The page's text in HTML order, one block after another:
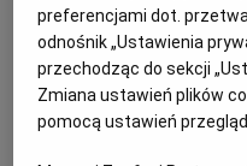
sól
pieprz
preferencjami dot.
odnośnik „Ustawienia
przechodząc do sekcji
Zmiana ustawień plików
pomocą ustawień